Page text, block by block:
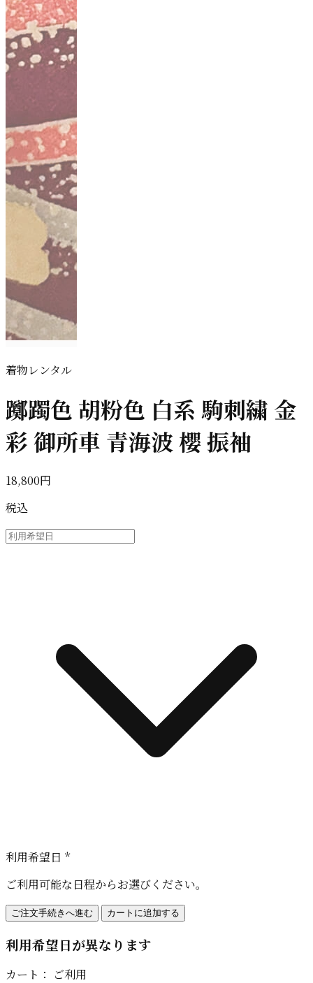
着物レンタル
躑躅色 胡粉色 白系 駒刺繍 金
彩 御所車 青海波 櫻 振袖
18,800円
税込
利用希望日 *
ご利用可能な日程からお選びください。
ご注文手続きへ進む カートに追加する
利用希望日が異なります
カート：
ご利用